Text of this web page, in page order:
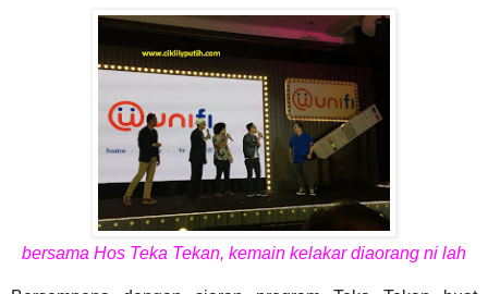
bersama Hos Teka Tekan, kemain kelakar diaorang ni lah